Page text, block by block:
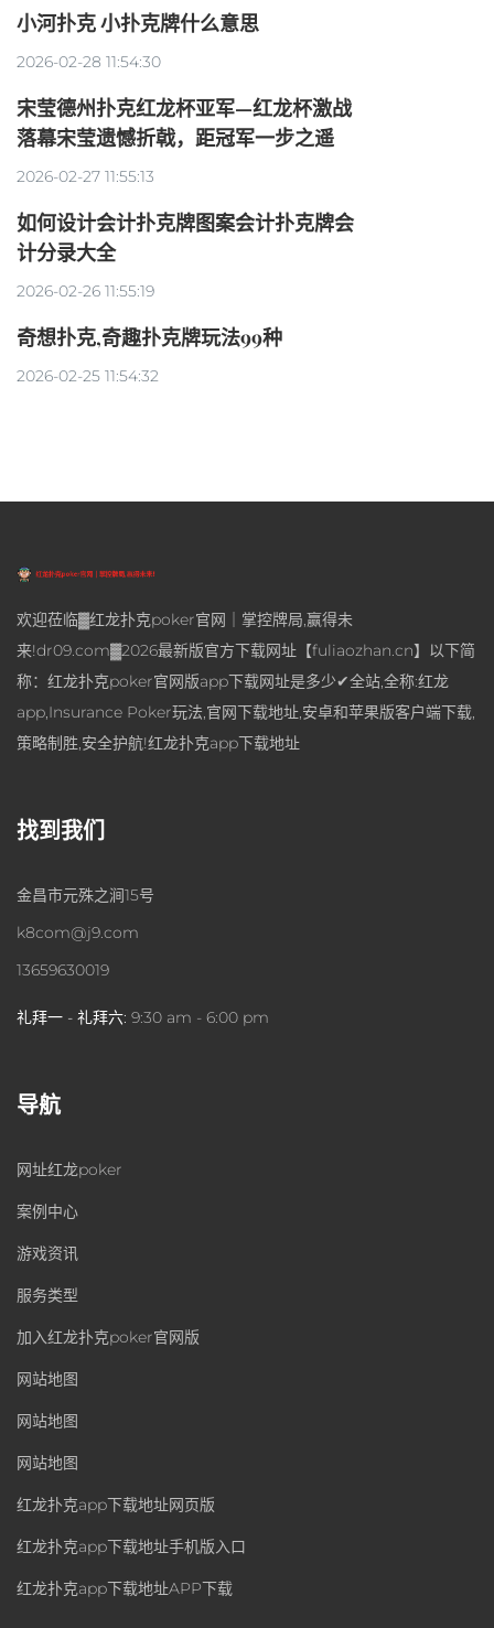
小河扑克 小扑克牌什么意思
2026-02-28 11:54:30
宋莹德州扑克红龙杯亚军—红龙杯激战
落幕宋莹遗憾折戟，距冠军一步之遥
2026-02-27 11:55:13
如何设计会计扑克牌图案会计扑克牌会
计分录大全
2026-02-26 11:55:19
奇想扑克,奇趣扑克牌玩法99种
2026-02-25 11:54:32
欢迎莅临▓红龙扑克poker官网｜掌控牌局,赢得未
来!dr09.com▓2026最新版官方下载网址【fuliaozhan.cn】以下简
称：红龙扑克poker官网版app下载网址是多少✔全站,全称:红龙
app,Insurance Poker玩法,官网下载地址,安卓和苹果版客户端下载,
策略制胜,安全护航!红龙扑克app下载地址
找到我们
金昌市元殊之涧15号
k8com@j9.com
13659630019
礼拜一 - 礼拜六: 9:30 am - 6:00 pm
导航
网址红龙poker
案例中心
游戏资讯
服务类型
加入红龙扑克poker官网版
网站地图
网站地图
网站地图
红龙扑克app下载地址网页版
红龙扑克app下载地址手机版入口
红龙扑克app下载地址APP下载